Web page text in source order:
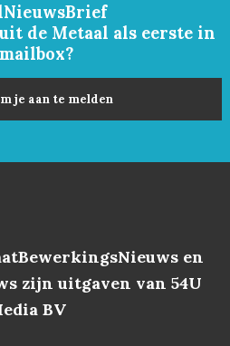
de Metaal als eerste in
je aan te melden
en
zijn uitgaven van 54U
BV